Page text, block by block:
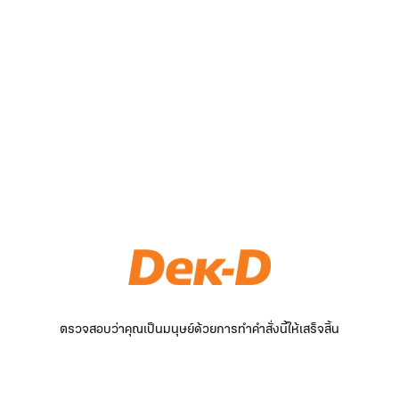
ตรวจสอบว่าคุณเป็นมนุษย์ด้วยการทำคำสั่งนี้ให้เสร็จสิ้น